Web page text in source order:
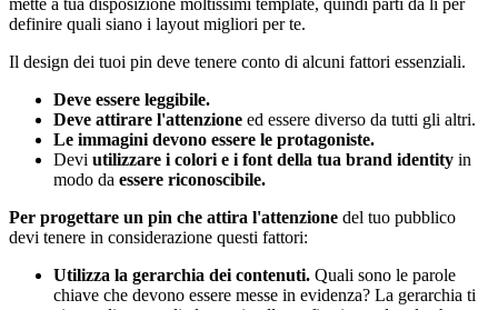
mette a tua disposizione moltissimi template, quindi parti da lì per
definire quali siano i layout migliori per te.
Il design dei tuoi pin deve tenere conto di alcuni fattori essenziali.
Deve essere leggibile.
Deve attirare l'attenzione ed essere diverso da tutti gli altri.
Le immagini devono essere le protagoniste.
Devi utilizzare i colori e i font della tua brand identity in
modo da essere riconoscibile.
Per progettare un pin che attira l'attenzione del tuo pubblico
devi tenere in considerazione questi fattori:
Utilizza la gerarchia dei contenuti. Quali sono le parole
chiave che devono essere messe in evidenza? La gerarchia ti